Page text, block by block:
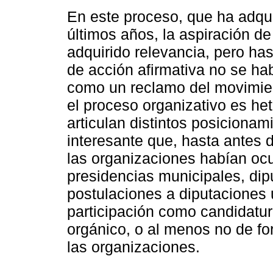
En este proceso, que ha
últimos años, la aspiración
adquirido relevancia, pero
de acción afirmativa no se
como un reclamo del
el proceso organizativo es
articulan distintos
interesante que, hasta antes
las organizaciones habían
presidencias municipales,
postulaciones a
participación como
orgánico, o al menos no de
las organizaciones.